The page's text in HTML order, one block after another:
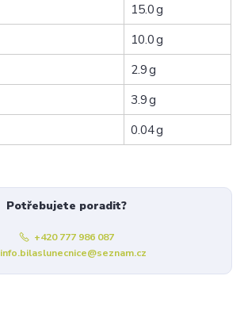
15.0 g
10.0 g
2.9 g
3.9 g
0.04 g
Potřebujete poradit?
+420 777 986 087
info.bilaslunecnice@seznam.cz